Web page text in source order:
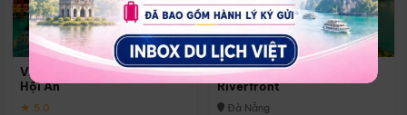
Vinpearl Resort & Golf Nam
Hội An
★ 5.0
Melia Vinpearl Danang
Riverfront
Đà Nẵng